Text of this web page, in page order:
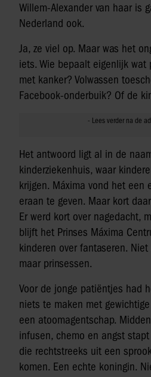
Willem-Alexander van haar is
Nederland ook.
Ja, ze viel op. Maar was het
iets. Wie bepaalt eigenlijk
met kanker? Volwassen
Facebook-onderbuik? Of de
Het antwoord ligt al in de
kinderziekenhuis, waar
krijgen. Máxima vond het een
eraan te geven. Maar kort
Er werd kort over nagedacht,
blijft het Prinses Máxima
kinderen over fantaseren.
maar prinsessen.
Voor de jonge patiëntjes had
niets te maken met
een atoomagentschap.
infusen, chemo en angst
die rechtstreeks uit een
komen. Een echte koningin.